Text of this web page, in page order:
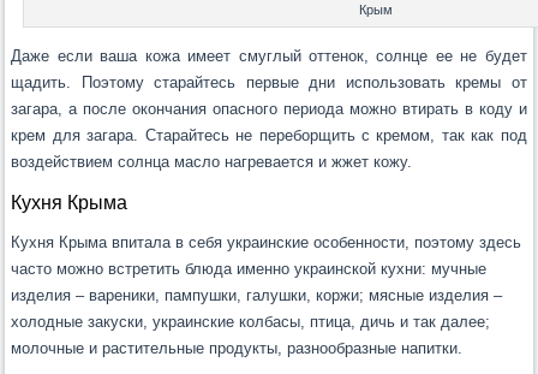
Крым
Даже если ваша кожа имеет смуглый оттенок, солнце ее не будет
щадить. Поэтому старайтесь первые дни использовать кремы от
загара, а после окончания опасного периода можно втирать в коду и
крем для загара. Старайтесь не переборщить с кремом, так как под
воздействием солнца масло нагревается и жжет кожу.
Кухня Крыма
Кухня Крыма впитала в себя украинские особенности, поэтому здесь
часто можно встретить блюда именно украинской кухни: мучные
изделия – вареники, пампушки, галушки, коржи; мясные изделия –
холодные закуски, украинские колбасы, птица, дичь и так далее;
молочные и растительные продукты, разнообразные напитки.